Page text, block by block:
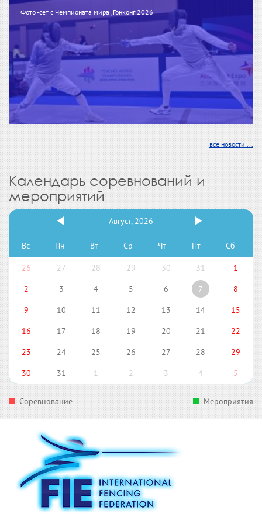
Фото -сет с Чемпионата мира ,Гонконг 2026
все новости ...
Календарь соревнований и
мероприятий
Август, 2026
Вс Пн Вт Ср Чт Пт Сб
26 27 28 29 30 31
1
2
3 4 5 6 7
8
9
10 11 12 13 14
15
16
17 18 19 20 21
22
23
24 25 26 27 28
29
30
31 1 2 3 4 5
Соревнование Мероприятия